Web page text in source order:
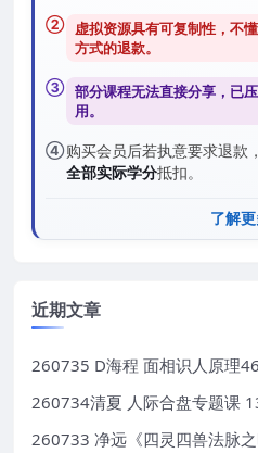
② 虚拟资源具有可复制性，不
方式的退款。
③ 部分课程无法直接分享，已
用。
④购买会员后若执意要求退款
全部实际学分抵扣。
了解
近期文章
260735 D海程 面相识人原理
260734清夏 人际合盘专题课
260733 净远《四灵四兽法脉